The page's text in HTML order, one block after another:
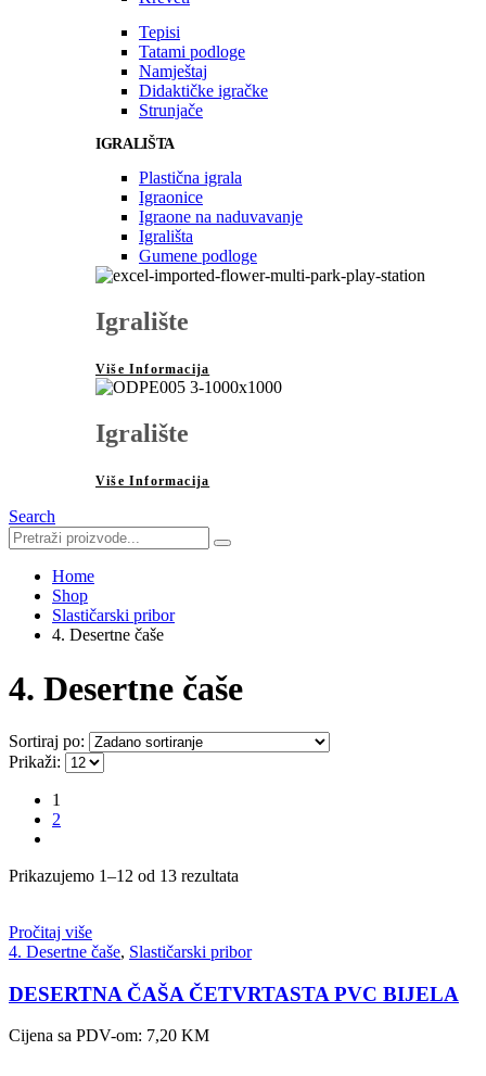
Tepisi
Tatami podloge
Namještaj
Didaktičke igračke
Strunjače
IGRALIŠTA
Plastična igrala
Igraonice
Igraone na naduvavanje
Igrališta
Gumene podloge
Igralište
Više Informacija
Igralište
Više Informacija
Search
Home
Shop
Slastičarski pribor
4. Desertne čaše
4. Desertne čaše
Sortiraj po:
Prikaži:
1
2
Prikazujemo 1–12 od 13 rezultata
Pročitaj više
4. Desertne čaše, Slastičarski pribor
DESERTNA ČAŠA ČETVRTASTA PVC BIJELA
Cijena sa PDV-om: 7,20 KM